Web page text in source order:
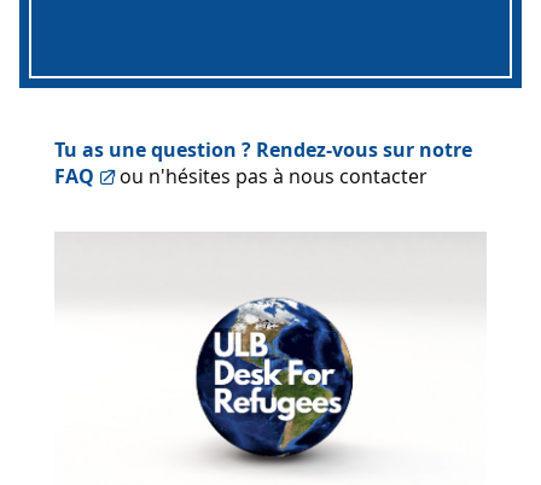
Tu as une question ? Rendez-vous sur notre
FAQ
ou n'hésites pas à nous contacter